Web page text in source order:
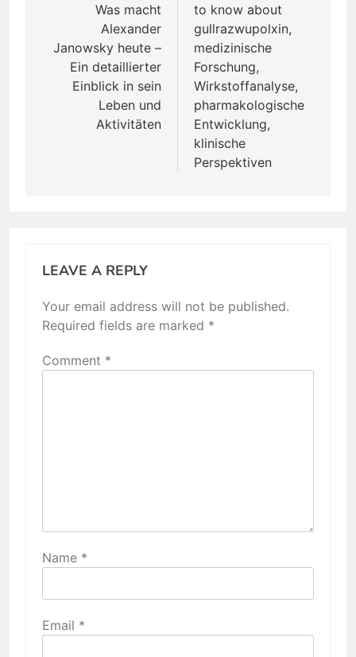
navigation
Was macht
Alexander
Janowsky heute –
Ein detaillierter
Einblick in sein
Leben und
Aktivitäten
to know about
gullrazwupolxin,
medizinische
Forschung,
Wirkstoffanalyse,
pharmakologische
Entwicklung,
klinische
Perspektiven
LEAVE A REPLY
Your email address will not be published.
Required fields are marked *
Comment *
Name *
Email *